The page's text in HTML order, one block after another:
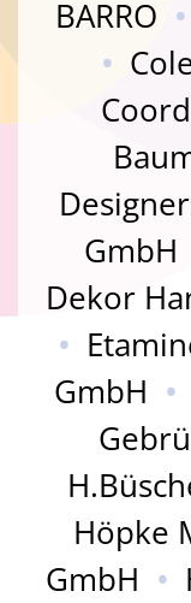
BARRO •
•
GmbH
Dekor
•
GmbH •
Höpke
GmbH •